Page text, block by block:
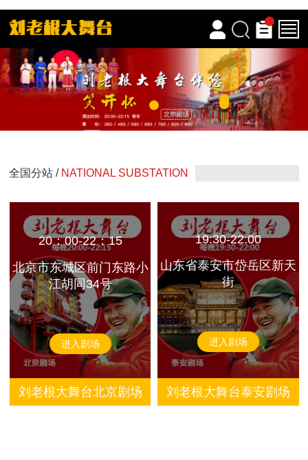
全国分站 / NATIONAL SUBSTATION
20：00-22：15
北京市东城区前门东路小
江胡同34号
进入剧场
刘老根大舞台北京剧场
19:30-22:00
山东省泰安市岱岳区新天
街
进入剧场
刘老根大舞台泰安剧场